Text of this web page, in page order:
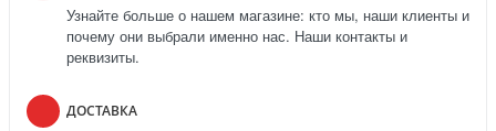
Узнайте больше о нашем магазине: кто мы, наши клиенты и
почему они выбрали именно нас. Наши контакты и
реквизиты.
ДОСТАВКА